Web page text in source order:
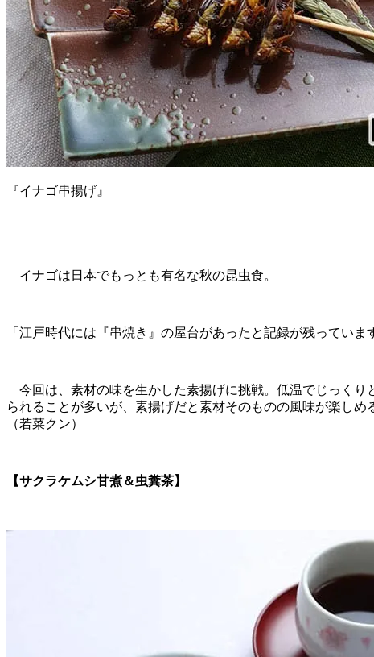
『イナゴ串揚げ』
イナゴは日本でもっとも有名な秋の昆虫食。
「江戸時代には『串焼き』の屋台があったと記録が残っていま
今回は、素材の味を生かした素揚げに挑戦。低温でじっく
られることが多いが、素揚げだと素材そのものの風味が楽し
（若菜クン）
【サクラケムシ甘煮＆虫糞茶】